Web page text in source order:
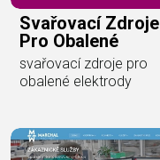
Svařovací Zdroje
Pro Obalené
svařovací zdroje pro
obalené elektrody